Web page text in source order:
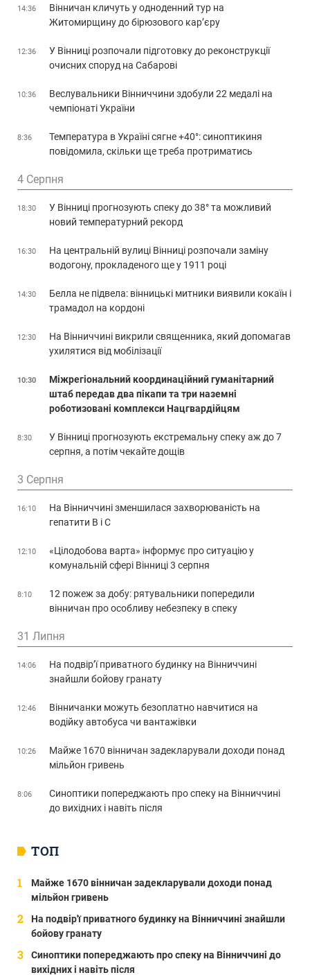
ТОП
Майже 1670 вінничан задекларували доходи понад
мільйон гривень
На подвір'ї приватного будинку на Вінниччині знайшли
бойову гранату
Синоптики попереджають про спеку на Вінниччині до
вихідних і навіть після
14:36
Вінничан кличуть у одноденний тур на
Житомирщину до бірюзового кар’єру
12:36
У Вінниці розпочали підготовку до реконструкції
очисних споруд на Сабарові
10:36
Веслувальники Вінниччини здобули 22 медалі на
чемпіонаті України
8:36
Температура в Україні сягне +40°: синоптикиня
повідомила, скільки ще треба протриматись
4 Серпня
18:30
У Вінниці прогнозують спеку до 38° та можливий
новий температурний рекорд
16:30
На центральній вулиці Вінниці розпочали заміну
водогону, прокладеного ще у 1911 році
14:30
Белла не підвела: вінницькі митники виявили кокаїн і
трамадол на кордоні
12:30
На Вінниччині викрили священника, який допомагав
ухилятися від мобілізації
10:30
Міжрегіональний координаційний гуманітарний
штаб передав два пікапи та три наземні
роботизовані комплекси Нацгвардійцям
8:30
У Вінниці прогнозують екстремальну спеку аж до 7
серпня, а потім чекайте дощів
3 Серпня
16:10
На Вінниччині зменшилася захворюваність на
гепатити В і С
12:10
«Цілодобова варта» інформує про ситуацію у
комунальній сфері Вінниці 3 серпня
8:10
12 пожеж за добу: рятувальники попередили
вінничан про особливу небезпеку в спеку
31 Липня
14:06
На подвір’ї приватного будинку на Вінниччині
знайшли бойову гранату
12:46
Вінничанки можуть безоплатно навчитися на
водійку автобуса чи вантажівки
10:26
Майже 1670 вінничан задекларували доходи понад
мільйон гривень
8:06
Синоптики попереджають про спеку на Вінниччині
до вихідних і навіть після